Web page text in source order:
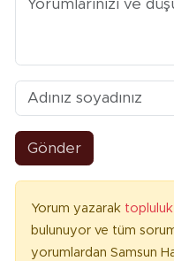
Gönder
Yorum yazarak topluluk
bulunuyor ve tüm
yorumlardan Samsun